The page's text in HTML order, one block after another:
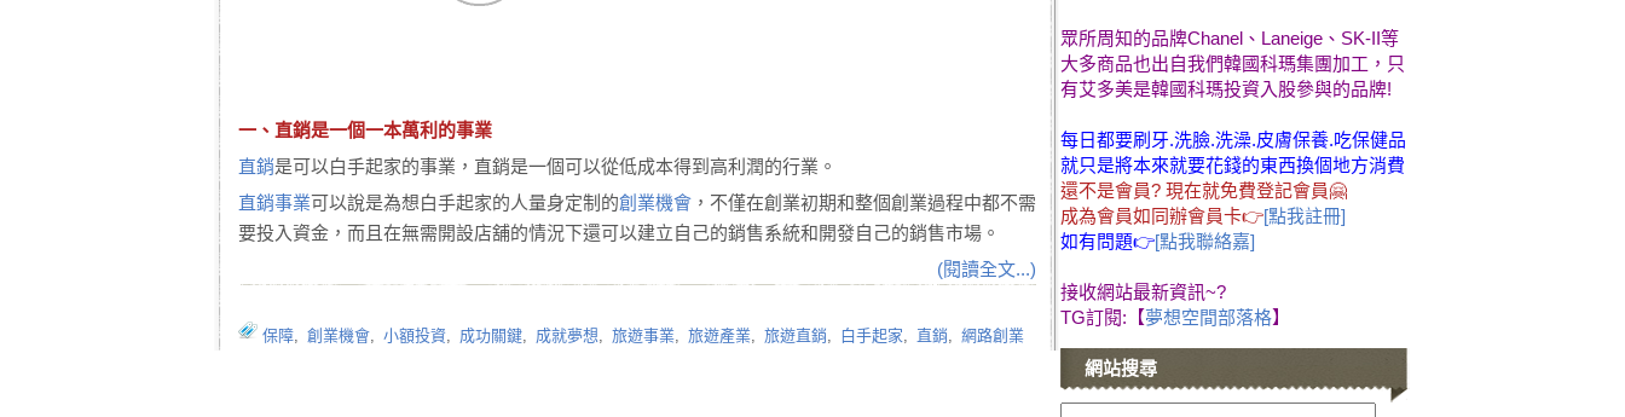
一、直銷是一個一本萬利的事業
直銷是可以白手起家的事業，直銷是一個可以從低成本得到高利潤的行業。
直銷事業可以說是為想白手起家的人量身定制的創業機會 ，不僅在創業初期和整個創業過程中都不需
要投入資金，而且在無需開設店舖的情況下還可以建立自己的銷售系統和開發自己的銷售市場。
(閱讀全文...)
保障, 創業機會, 小額投資, 成功關鍵, 成就夢想, 旅遊事業, 旅遊產業, 旅遊直銷, 白手起家, 直銷, 網路創業
眾所周知的品牌Chanel、Laneige、SK-II等
大多商品也出自我們韓國科瑪集團加工，只
有艾多美是韓國科瑪投資入股參與的品牌!
每日都要刷牙.洗臉.洗澡.皮膚保養.吃保健品
就只是將本來就要花錢的東西換個地方消費
還不是會員? 現在就免費登記會員🤗
成為會員如同辦會員卡👉[點我註冊]
如有問題👉[點我聯絡嘉]
接收網站最新資訊~?
TG訂閱:【夢想空間部落格】
網站搜尋